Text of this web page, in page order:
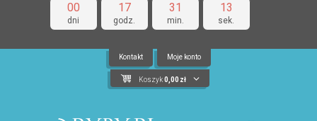
00
dni
17
godz.
31
min.
12
sek.
Kontakt Moje konto
Koszyk 0,00 zł